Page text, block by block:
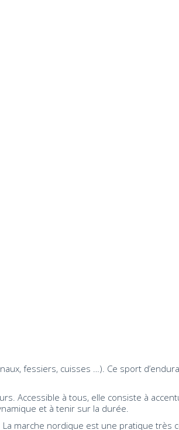
fessiers, cuisses …). Ce sport
Accessible à tous, elle consiste à
et à tenir sur la durée.
marche nordique est une pratique très